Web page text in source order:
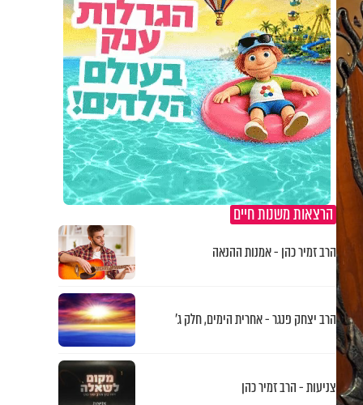
הרצאות משנות חיים
הרב זמיר כהן - אמנות ההנאה
הרב יצחק פנגר - אחרית הימים, חלק ג’
צניעות - הרב זמיר כהן